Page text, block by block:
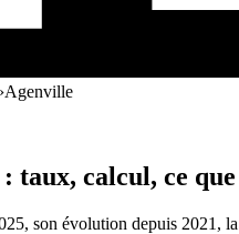
›Agenville
: taux, calcul, ce
son évolution depuis 2021,